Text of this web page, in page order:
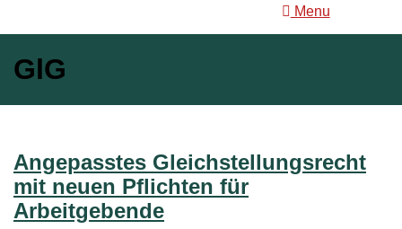
Menu
GlG
Angepasstes Gleichstellungsrecht
mit neuen Pflichten für
Arbeitgebende